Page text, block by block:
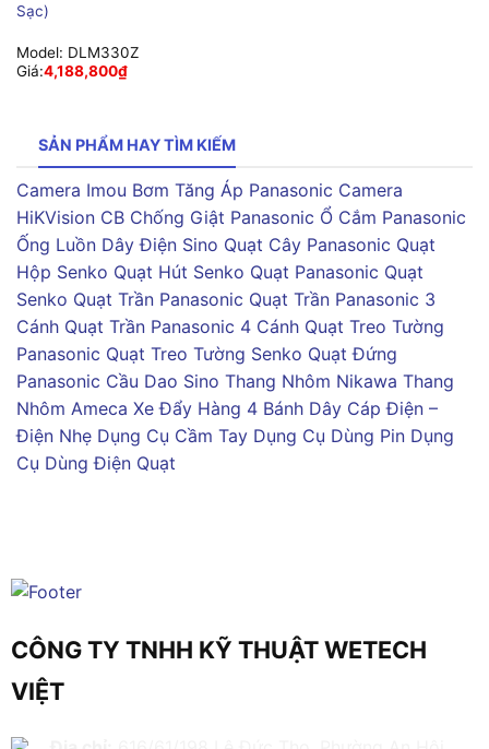
Sạc)
Model: DLM330Z
Giá:4,188,800₫
SẢN PHẨM HAY TÌM KIẾM
Camera Imou Bơm Tăng Áp Panasonic Camera
HiKVision CB Chống Giật Panasonic Ổ Cắm Panasonic
Ống Luồn Dây Điện Sino Quạt Cây Panasonic Quạt
Hộp Senko Quạt Hút Senko Quạt Panasonic Quạt
Senko Quạt Trần Panasonic Quạt Trần Panasonic 3
Cánh Quạt Trần Panasonic 4 Cánh Quạt Treo Tường
Panasonic Quạt Treo Tường Senko Quạt Đứng
Panasonic Cầu Dao Sino Thang Nhôm Nikawa Thang
Nhôm Ameca Xe Đẩy Hàng 4 Bánh Dây Cáp Điện –
Điện Nhẹ Dụng Cụ Cầm Tay Dụng Cụ Dùng Pin Dụng
Cụ Dùng Điện Quạt
CÔNG TY TNHH KỸ THUẬT WETECH
VIỆT